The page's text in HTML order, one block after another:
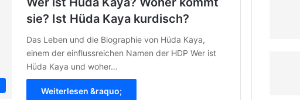
sie? Ist Hüda Kaya kurdisch?
Das Leben und die Biographie von Hüda Kaya,
einem der einflussreichen Namen der HDP Wer ist
Hüda Kaya und woher…
Weiterlesen &raquo;